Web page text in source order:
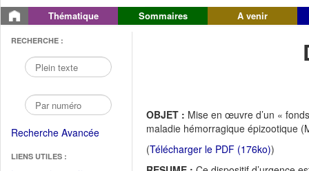
Thématique Sommaires A venir
RECHERCHE :
Recherche Avancée
LIENS UTILES :
OBJET : Mise en œuvre d’un «
maladie hémorragique épizootique
(Télécharger le PDF (176ko))